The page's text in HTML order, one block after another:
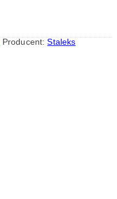
Producent:Staleks